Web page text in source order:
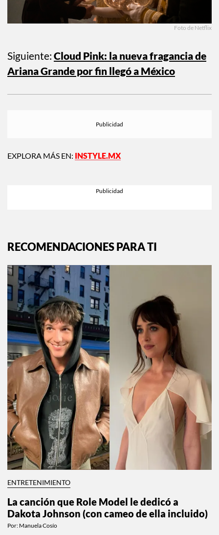
Foto de Netflix
Siguiente: Cloud Pink: la nueva fragancia de
Ariana Grande por fin llegó a México
EXPLORA MÁS EN: INSTYLE.MX
RECOMENDACIONES PARA TI
ENTRETENIMIENTO
La canción que Role Model le dedicó a
Dakota Johnson (con cameo de ella incluido)
Por: Manuela Cosío